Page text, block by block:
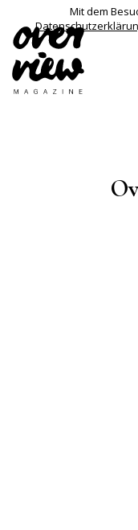
Mit dem